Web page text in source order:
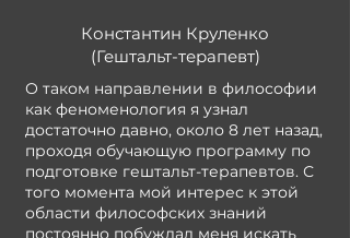
Константин Круленко
(Гештальт-терапевт)
О таком направлении в философии
как феноменология я узнал
достаточно давно, около 8 лет назад,
проходя обучающую программу по
подготовке гештальт-терапевтов. С
того момента мой интерес к этой
области философских знаний
постоянно побуждал меня искать